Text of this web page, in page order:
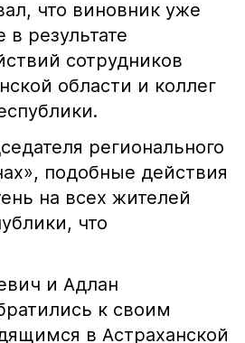
что виновник уже
в результате
сотрудников
области и коллег
регионального
подобные действия
на всех жителей
что
и Адлан
к своим
в Астраханской